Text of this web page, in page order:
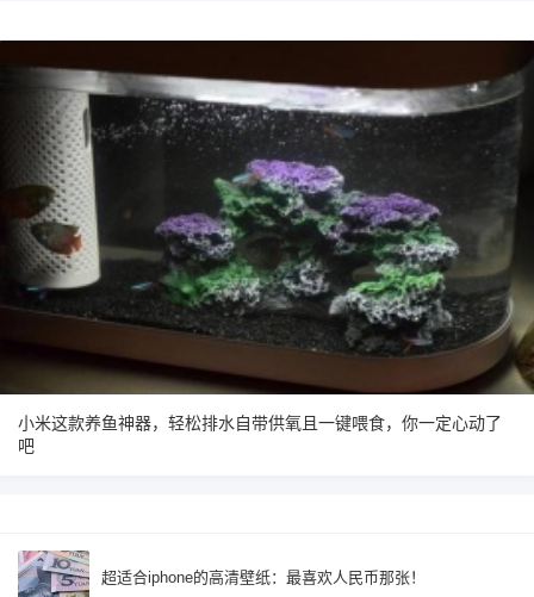
小米这款养鱼神器，轻松排水自带供氧且一键喂食，你一定心动了
吧
超适合iphone的高清壁纸：最喜欢人民币那张！